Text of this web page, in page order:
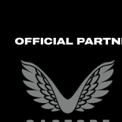
OFFICIAL